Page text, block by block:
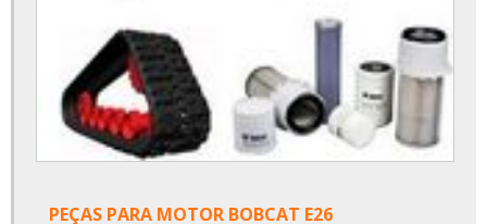
PEÇAS PARA MOTOR BOBCAT E26